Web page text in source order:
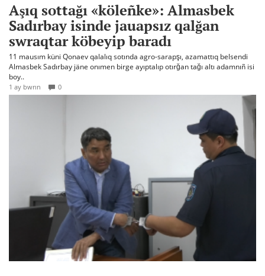
Aşıq sottağı «köleñke»: Almasbek
Sadırbay isinde jauapsız qalğan
swraqtar köbeyip baradı
11 mausım küni Qonaev qalalıq sotında agro-sarapşı, azamattıq belsendi
Almasbek Sadırbay jäne onımen birge ayıptalıp otırğan tağı altı adamnıñ isi
boy..
1 ay bwrın 0